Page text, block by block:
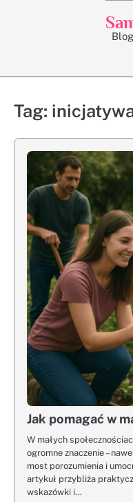
Tag:
Jak pomagać w
W małych
ogromne znaczenie –
most porozumienia i
artykuł przybliża
wskazówki i…